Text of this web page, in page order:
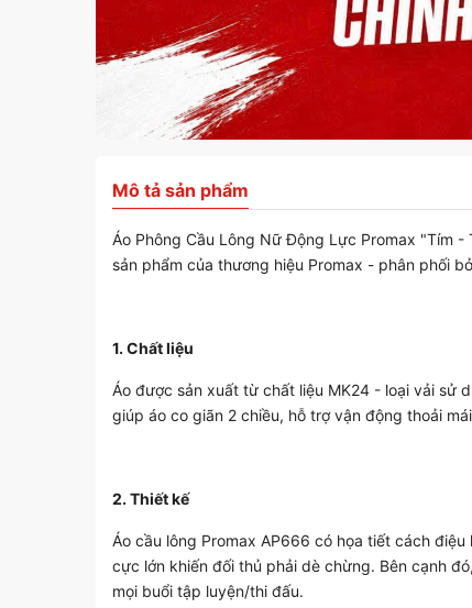
Mô tả sản phẩm
Áo Phông Cầu Lông Nữ Động Lực Promax "Tím
sản phẩm của thương hiệu Promax - phân phối
1. Chất liệu
Áo được sản xuất từ chất liệu MK24 - loại vải sử
giúp áo co giãn 2 chiều, hỗ trợ vận động thoải
2. Thiết kế
Áo cầu lông Promax AP666 có họa tiết cách
cực lớn khiến đối thủ phải dè chừng. Bên cạnh
mọi buổi tập luyện/thi đấu.